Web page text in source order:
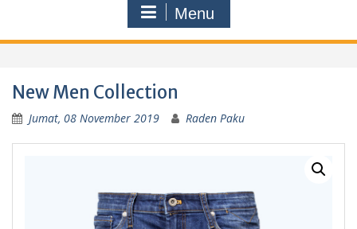
Menu
New Men Collection
Jumat, 08 November 2019 Raden Paku